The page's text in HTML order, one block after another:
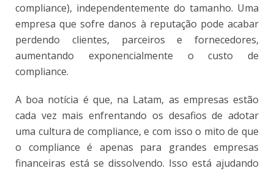
compliance), independentemente do tamanho. Uma
empresa que sofre danos à reputação pode acabar
perdendo clientes, parceiros e fornecedores,
aumentando exponencialmente o custo de
compliance.
A boa notícia é que, na Latam, as empresas estão
cada vez mais enfrentando os desafios de adotar
uma cultura de compliance, e com isso o mito de que
o compliance é apenas para grandes empresas
financeiras está se dissolvendo. Isso está ajudando